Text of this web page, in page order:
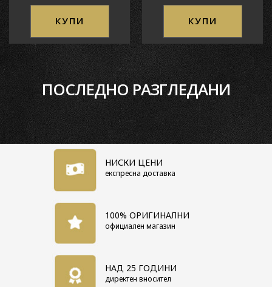
КУПИ КУПИ
ПОСЛЕДНО РАЗГЛЕДАНИ
НИСКИ ЦЕНИ
експресна доставка
100% ОРИГИНАЛНИ
официален магазин
НАД 25 ГОДИНИ
директен вносител